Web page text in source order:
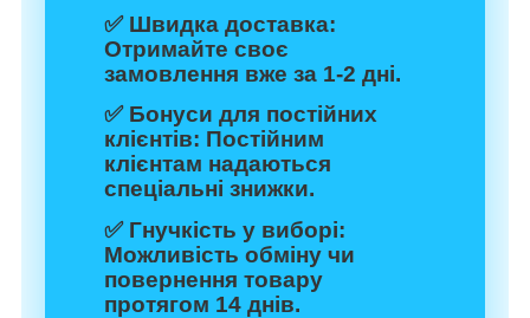
✅ Швидка доставка:
Отримайте своє
замовлення вже за 1-2 дні.
✅ Бонуси для постійних
клієнтів: Постійним
клієнтам надаються
спеціальні знижки.
✅ Гнучкість у виборі:
Можливість обміну чи
повернення товару
протягом 14 днів.